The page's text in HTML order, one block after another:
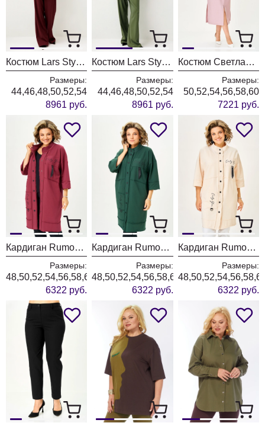
Костюм Lars Style 1247 оттенки бордо
Размеры:
44,46,48,50,52,54
8961 руб.
Костюм Lars Style 1247/1 оттенки хвои
Размеры:
44,46,48,50,52,54
8961 руб.
Костюм Светлана-Стиль 2380 розовый
Размеры:
50,52,54,56,58,60
7221 руб.
Кардиган Rumoda 2019 бордовый
Размеры:
48,50,52,54,56,58,60,62
6322 руб.
Кардиган Rumoda 2019 темно-зеленый
Размеры:
48,50,52,54,56,58,60,62
6322 руб.
Кардиган Rumoda 2019 экрю
Размеры:
6322 руб.